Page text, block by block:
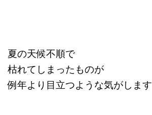
夏の天候不順で
枯れてしまったものが
例年より目立つような気がします